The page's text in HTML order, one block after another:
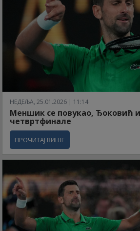
НЕДЕЉА, 25.01.2026 | 11:14
Меншик се повукао, Ђоковић
четвртфинале
ПРОЧИТАЈ ВИШЕ